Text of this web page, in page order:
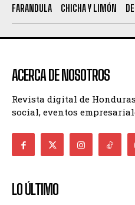
FARANDULA
CHICHA Y LIMÓN
ACERCA DE NOSOTROS
Revista digital de
social, eventos
LO ÚLTIMO